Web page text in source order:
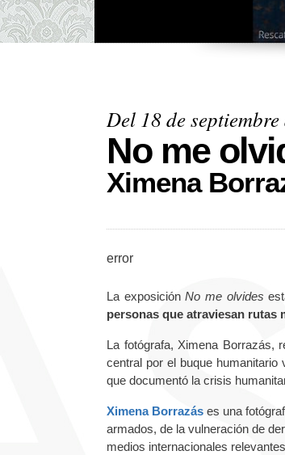
Del 18 de
No me
Ximena
error
La exposiciónNo me olvides
personas que atraviesan rutas
La fotógrafa, Ximena Borrazás,
central por el buque
que documentó la crisis
Ximena Borrazás es una
armados, de la vulneración de
medios internacionales